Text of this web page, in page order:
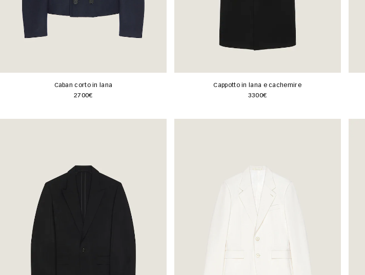
Caban corto in lana
2700€
Cappotto in lana e cachemire
3300€